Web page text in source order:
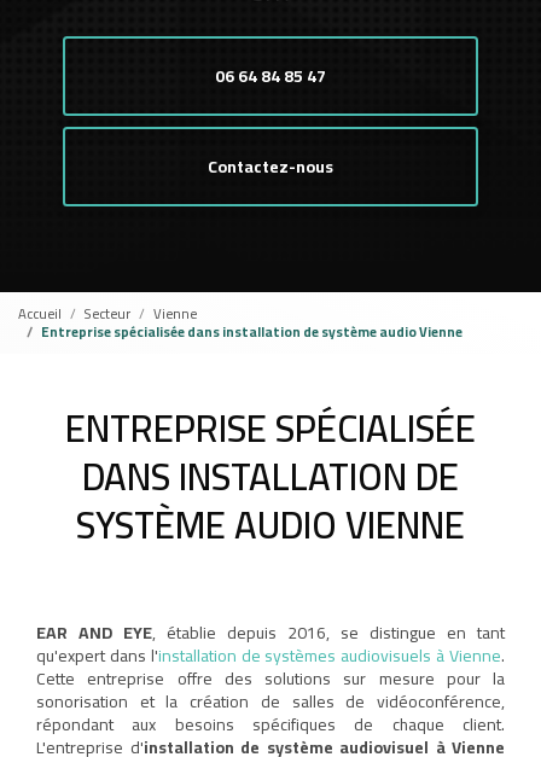
06 64 84 85 47
Contactez-nous
Accueil Secteur Vienne
Entreprise spécialisée dans installation de système audio Vienne
ENTREPRISE SPÉCIALISÉE
DANS INSTALLATION DE
SYSTÈME AUDIO VIENNE
EAR AND EYE, établie depuis 2016, se distingue en tant
qu'expert dans l'installation de systèmes audiovisuels à Vienne.
Cette entreprise offre des solutions sur mesure pour la
sonorisation et la création de salles de vidéoconférence,
répondant aux besoins spécifiques de chaque client.
L'entreprise d'installation de système audiovisuel à Vienne